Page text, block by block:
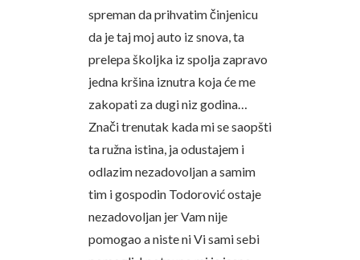
spreman da prihvatim činjenicu
da je taj moj auto iz snova, ta
prelepa školjka iz spolja zapravo
jedna kršina iznutra koja će me
zakopati za dugi niz godina…
Znači trenutak kada mi se saopšti
ta ružna istina, ja odustajem i
odlazim nezadovoljan a samim
tim i gospodin Todorović ostaje
nezadovoljan jer Vam nije
pomogao a niste ni Vi sami sebi